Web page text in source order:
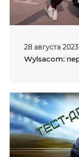
28 августа 2023